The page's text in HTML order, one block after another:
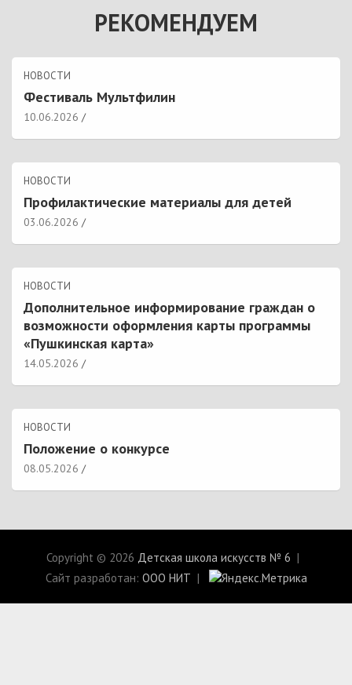
РЕКОМЕНДУЕМ
НОВОСТИ
Фестиваль Мультфилин
10.06.2026
НОВОСТИ
Профилактические материалы для детей
03.06.2026
НОВОСТИ
Дополнительное информирование граждан о
возможности оформления карты программы
«Пушкинская карта»
14.05.2026
НОВОСТИ
Положение о конкурсе
08.05.2026
Copyright © 2026 Детская школа искусств № 6
Сайт разработан: ООО НИТ